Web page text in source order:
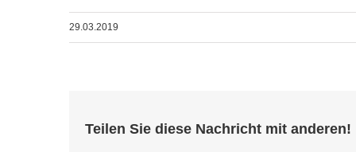
29.03.2019
Teilen Sie diese Nachricht mit anderen!